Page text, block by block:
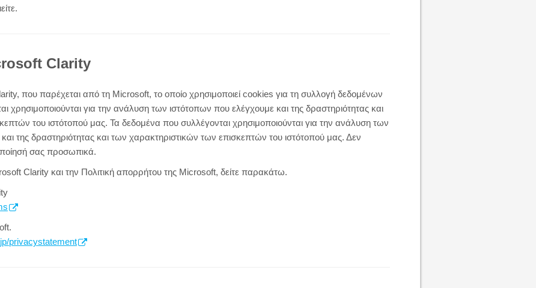
Clarity
που παρέχεται από τη Microsoft, το οποίο χρησιμοποιεί cookies για τη συλλογή δεδομένων
χρησιμοποιούνται για την ανάλυση των ιστότοπων που ελέγχουμε και της δραστηριότητας και
του ιστότοπού μας. Τα δεδομένα που συλλέγονται χρησιμοποιούνται για την ανάλυση των
και της δραστηριότητας και των χαρακτηριστικών των επισκεπτών του ιστότοπού μας. Δεν
σας προσωπικά.
Clarity και την Πολιτική απορρήτου της Microsoft, δείτε παρακάτω.
privacystatement